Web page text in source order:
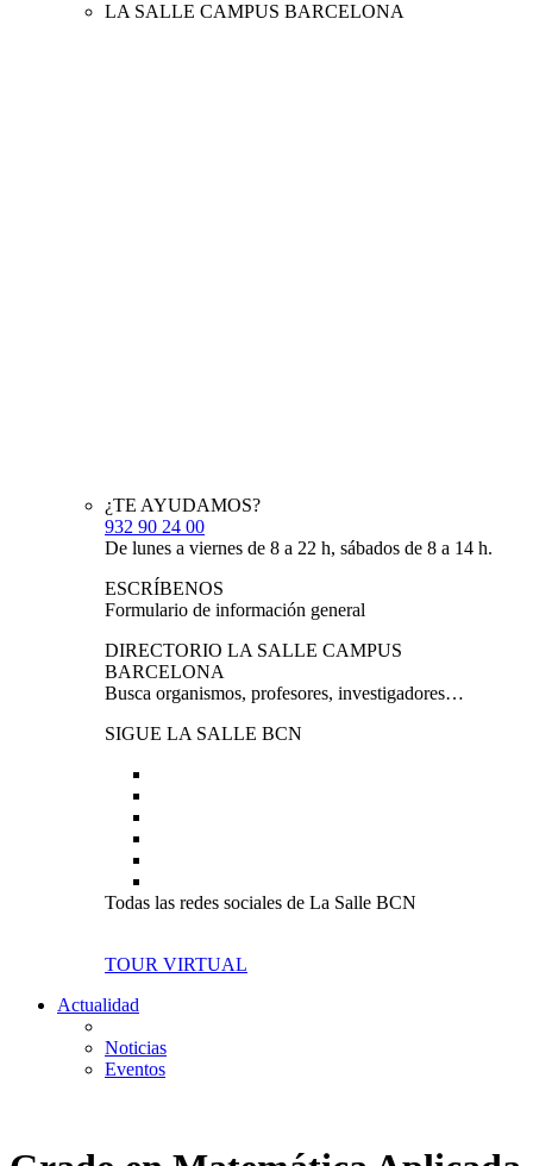
LA SALLE CAMPUS BARCELONA
¿TE AYUDAMOS?
932 90 24 00
De lunes a viernes de 8 a 22 h, sábados de 8 a 14 h.
ESCRÍBENOS
Formulario de información general
DIRECTORIO LA SALLE CAMPUS
BARCELONA
Busca organismos, profesores, investigadores…
SIGUE LA SALLE BCN
Todas las redes sociales de La Salle BCN
TOUR VIRTUAL
Actualidad
Noticias
Eventos